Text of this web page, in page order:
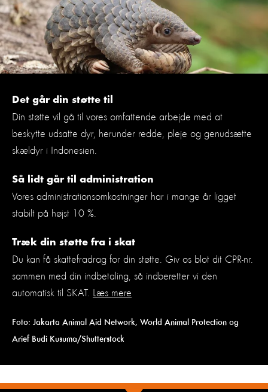
Det går din støtte til
Din støtte vil gå til vores omfattende arbejde med at
beskytte udsatte dyr, herunder redde, pleje og genudsætte
skældyr i Indonesien.
Så lidt går til administration
Vores administrationsomkostninger har i mange år ligget
stabilt på højst 10 %.
Træk din støtte fra i skat
Du kan få skattefradrag for din støtte. Giv os blot dit CPR-nr.
sammen med din indbetaling, så indberetter vi den
automatisk til SKAT. Læs mere
Foto: Jakarta Animal Aid Network, World Animal Protection og
Arief Budi Kusuma/Shutterstock